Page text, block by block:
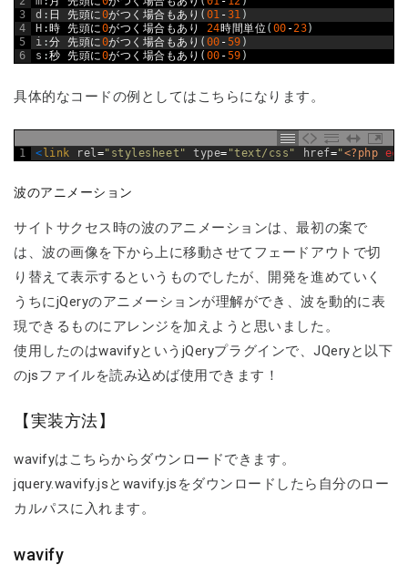
3
4
5
6
d : 日 先頭に0がつく場合もあり ( 01 -31 )
H :時 先頭に0がつく場合もあり 24時間単位 ( 00 -23)
i :分 先頭に0がつく場合もあり ( 00 -59 )
s :秒 先頭に0がつく場合もあり ( 00 -59 )
具体的なコードの例としてはこちらになります。
1 < link rel="stylesheet" type= "text/css" href="<?php
波のアニメーション
サイトサクセス時の波のアニメーションは、最初の案で
は、波の画像を下から上に移動させてフェードアウトで切
り替えて表示するというものでしたが、開発を進めていく
うちにjQeryのアニメーションが理解ができ、波を動的に表
現できるものにアレンジを加えようと思いました。
使用したのはwavifyというjQeryプラグインで、JQeryと以下
のjsファイルを読み込めば使用できます！
【実装方法】
wavifyはこちらからダウンロードできます。
jquery.wavify.jsとwavify.jsをダウンロードしたら自分のロー
カルパスに入れます。
wavify